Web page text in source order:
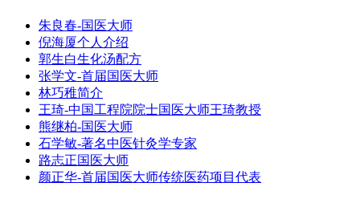
朱良春-国医大师
倪海厦个人介绍
郭生白生化汤配方
张学文-首届国医大师
林巧稚简介
王琦-中国工程院院士国医大师王琦教授
熊继柏-国医大师
石学敏-著名中医针灸学专家
路志正国医大师
颜正华-首届国医大师传统医药项目代表